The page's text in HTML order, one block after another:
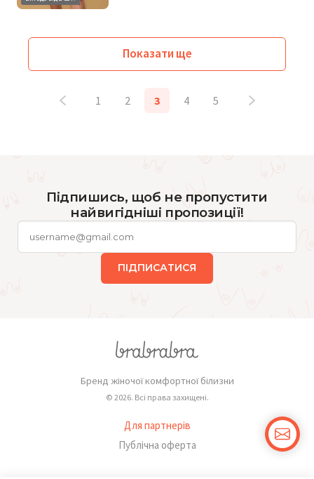
Показати ще
1 2 3 4 5
Підпишись, щоб не пропустити
найвигідніші пропозиції!
ПІДПИСАТИСЯ
Бренд жіночої комфортної білизни
© 2026. Всі права захищені.
Для партнерів
Публічна оферта